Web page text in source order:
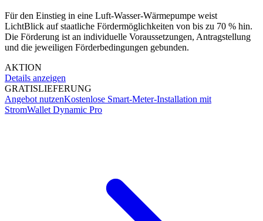
Für den Einstieg in eine Luft-Wasser-Wärmepumpe weist
LichtBlick auf staatliche Fördermöglichkeiten von bis zu 70 % hin.
Die Förderung ist an individuelle Voraussetzungen, Antragstellung
und die jeweiligen Förderbedingungen gebunden.
AKTION
Details anzeigen
GRATISLIEFERUNG
Angebot nutzenKostenlose Smart-Meter-Installation mit
StromWallet Dynamic Pro